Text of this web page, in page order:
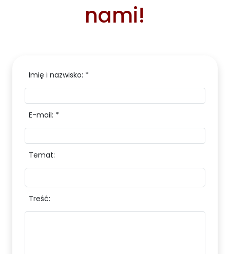
nami!
Imię i nazwisko: *
E-mail: *
Temat:
Treść: